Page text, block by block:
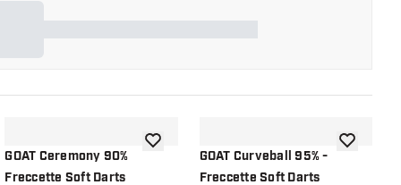
lista dei desideri
GOAT Ceremony 90%
Freccette Soft Darts
aggiungi alla lista dei desideri
GOAT Curveball 95% -
Freccette Soft Darts
aggiungi